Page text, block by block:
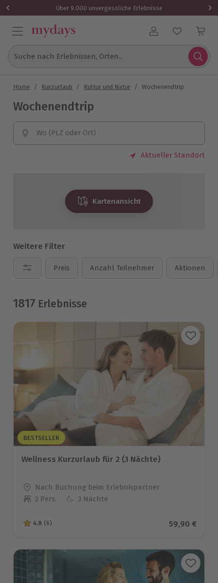
Über 9.000 unvergessliche Erlebnisse
Benutzerkonto
Suche nach Erlebnissen, Orten...
Home / Kurzurlaub / Kultur und Natur / Wochenendtrip
Wochenendtrip
Wo (PLZ oder Ort)
Aktueller Standort
Kartenansicht
Weitere Filter
Preis Anzahl Teilnehmer Aktionen
1817 Erlebnisse
BESTSELLER
Wellness Kurzurlaub für 2 (3 Nächte)
Standort
Nach Buchung beim Erlebnispartner
Anzahl der Teilnehmer
2 Pers. 3 Nächte
4.8 von 5 Sternen basierend auf 6 Bewertungen
4.8 (6) Aktueller
59,90 €